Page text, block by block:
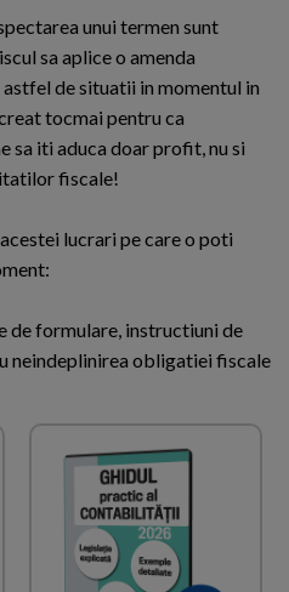
unui termen sunt
sa aplice o amenda
de situatii in momentul in
tocmai pentru ca
sa iti aduca doar profit, nu si
fiscale!
lucrari pe care o poti
de formulare, instructiuni de
neindeplinirea obligatiei fiscale